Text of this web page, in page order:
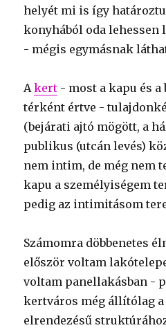
helyét mi is így
konyhából oda lehessen
- mégis egymásnak
Akert - most a kapu és
térként értve -
(bejárati ajtó mögött, a
publikus (utcán levés)
nem intim, de még nem
kapu a személyiségem
pedig az intimitásom
Számomra döbbenetes
először voltam
voltam panellakásban -
kertváros még állítólag
elrendezésű